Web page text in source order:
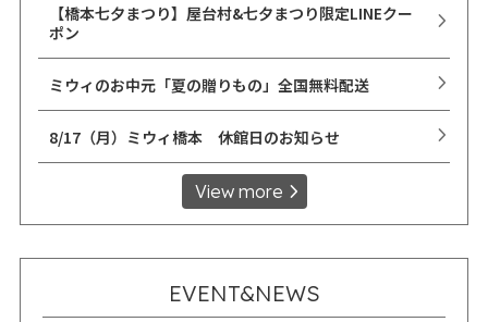
View more
【橋本七夕まつり】屋台村&七夕まつり限定LINEクー
ポン
ミウィのお中元「夏の贈りもの」全国無料配送
8/17（月）ミウィ橋本 休館日のお知らせ
EVENT&NEWS